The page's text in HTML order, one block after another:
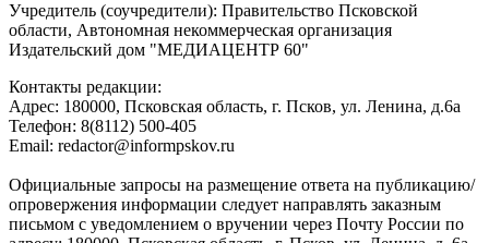
Учредитель (соучредители): Правительство Псковской
области, Автономная некоммерческая организация
Издательский дом "МЕДИАЦЕНТР 60"
Контакты редакции:
Адреc: 180000, Псковская область, г. Псков, ул. Ленина, д.6а
Телефон: 8(8112) 500-405
Email: redactor@informpskov.ru
Официальные запросы на размещение ответа на публикацию/
опровержения информации следует направлять заказным
письмом с уведомлением о вручении через Почту России по